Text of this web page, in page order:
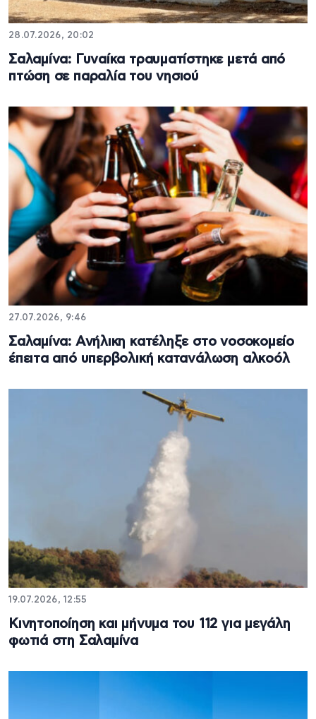
28.07.2026, 20:02
Σαλαμίνα: Γυναίκα τραυματίστηκε μετά από
πτώση σε παραλία του νησιού
27.07.2026, 9:46
Σαλαμίνα: Ανήλικη κατέληξε στο νοσοκομείο
έπειτα από υπερβολική κατανάλωση αλκοόλ
19.07.2026, 12:55
Κινητοποίηση και μήνυμα του 112 για μεγάλη
φωτιά στη Σαλαμίνα